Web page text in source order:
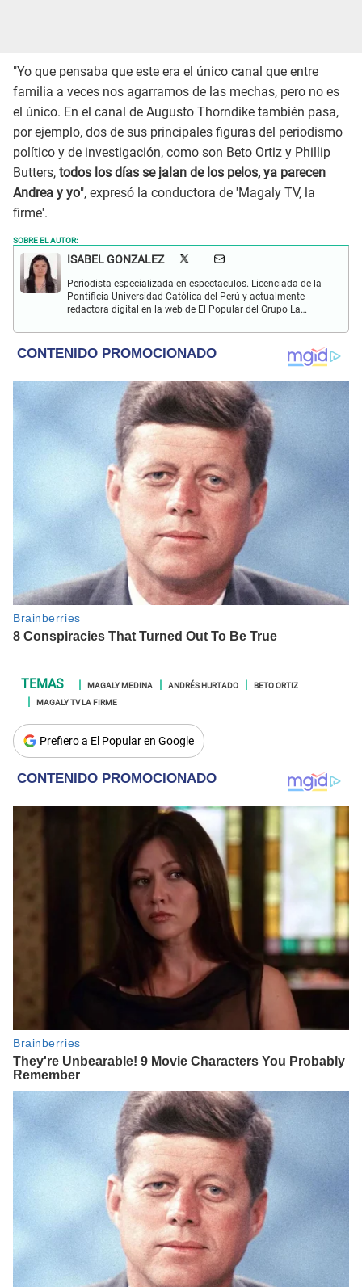
"Yo que pensaba que este era el único canal que entre
familia a veces nos agarramos de las mechas, pero no es
el único. En el canal de Augusto Thorndike también pasa,
por ejemplo, dos de sus principales figuras del periodismo
político y de investigación, como son Beto Ortiz y Phillip
Butters, todos los días se jalan de los pelos, ya parecen
Andrea y yo", expresó la conductora de 'Magaly TV, la
firme'.
SOBRE EL AUTOR:
ISABEL GONZALEZ
Periodista especializada en espectaculos. Licenciada de la
Pontificia Universidad Católica del Perú y actualmente
redactora digital en la web de El Popular del Grupo La
sociales y nuevas tecnologías.
MAGALY MEDINA ANDRÉS HURTADO
BETO ORTIZ
MAGALY TV LA FIRME
Prefiero a El Popular en Google